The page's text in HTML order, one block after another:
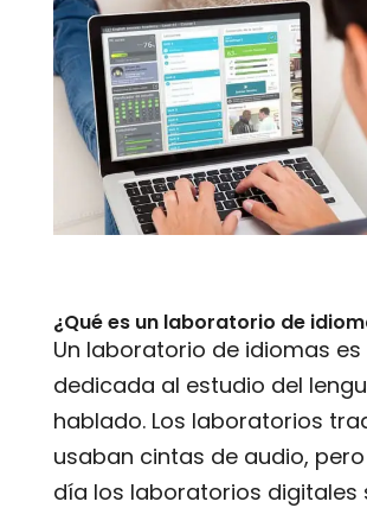
¿Qué es un laboratorio de
Un laboratorio de idiomas es
dedicada al estudio del
hablado. Los laboratorios
usaban cintas de audio,
día los laboratorios digitales